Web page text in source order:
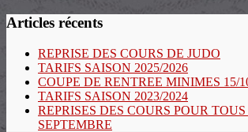
Articles récents
REPRISE DES COURS DE JUDO
TARIFS SAISON 2025/2026
COUPE DE RENTREE MINIMES 15/
TARIFS SAISON 2023/2024
REPRISES DES COURS POUR TOUS
SEPTEMBRE